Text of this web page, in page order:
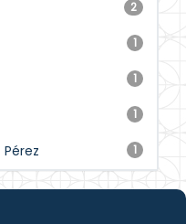
2
1
1
1
1